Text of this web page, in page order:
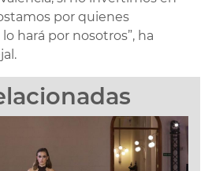
por quienes
hará por nosotros”, ha